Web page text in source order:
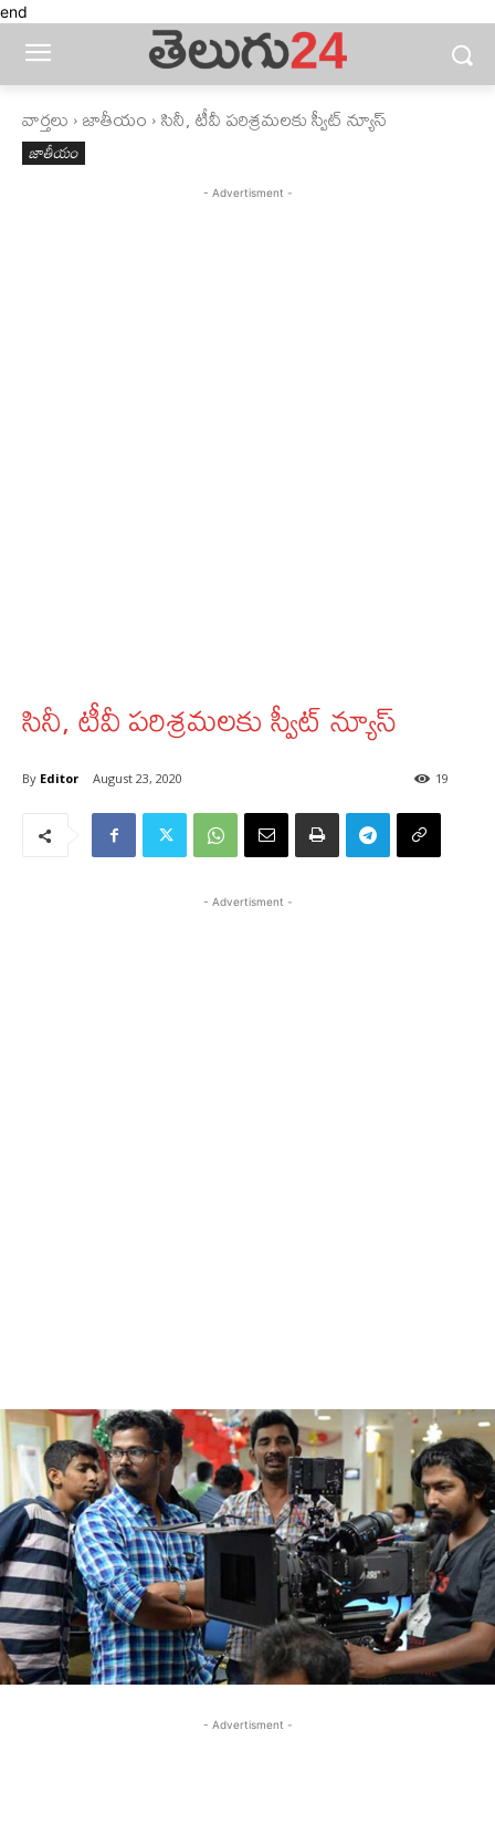
end
వార్తలు జాతీయం సినీ, టీవీ పరిశ్రమలకు స్వీట్‌ న్యూస్‌
జాతీయం
- Advertisment -
సినీ, టీవీ పరిశ్రమలకు స్వీట్‌ న్యూస్‌
By Editor August 23, 2020 19
- Advertisment -
- Advertisment -